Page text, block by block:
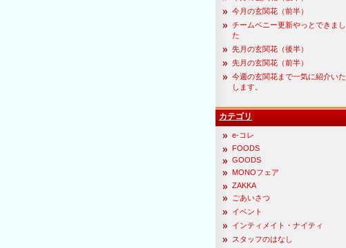
今月の玄関花（前半）
チームベニー更新やっとできまし
た
先月の玄関花（後半）
先月の玄関花（前半）
今週の玄関花まで一気に紹介いた
します。
カテゴリ
e-コレ
FOODS
GOODS
MONOフェア
ZAKKA
ごあいさつ
イベント
インティメイト・ナイティ
スタッフのはなし